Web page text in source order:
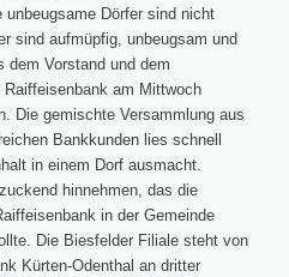
Dörfer sind nicht
sind aufmüpfig, unbeugsam und
dem Vorstand und dem
am Mittwoch
Die gemischte Versammlung aus
Bankkunden lies schnell
in einem Dorf ausmacht.
hinnehmen, das die
in der Gemeinde
Die Biesfelder Filiale steht von
Kürten-Odenthal an dritter